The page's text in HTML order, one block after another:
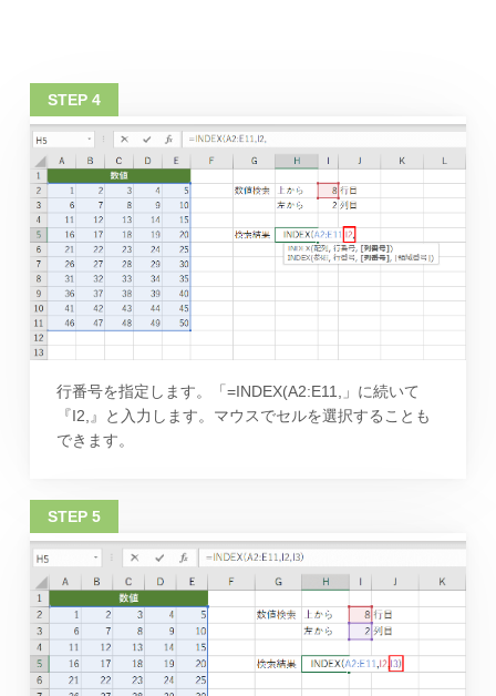
行番号を指定します。「=INDEX(A2:E11,」に続いて
『I2,』と入力します。マウスでセルを選択することも
できます。